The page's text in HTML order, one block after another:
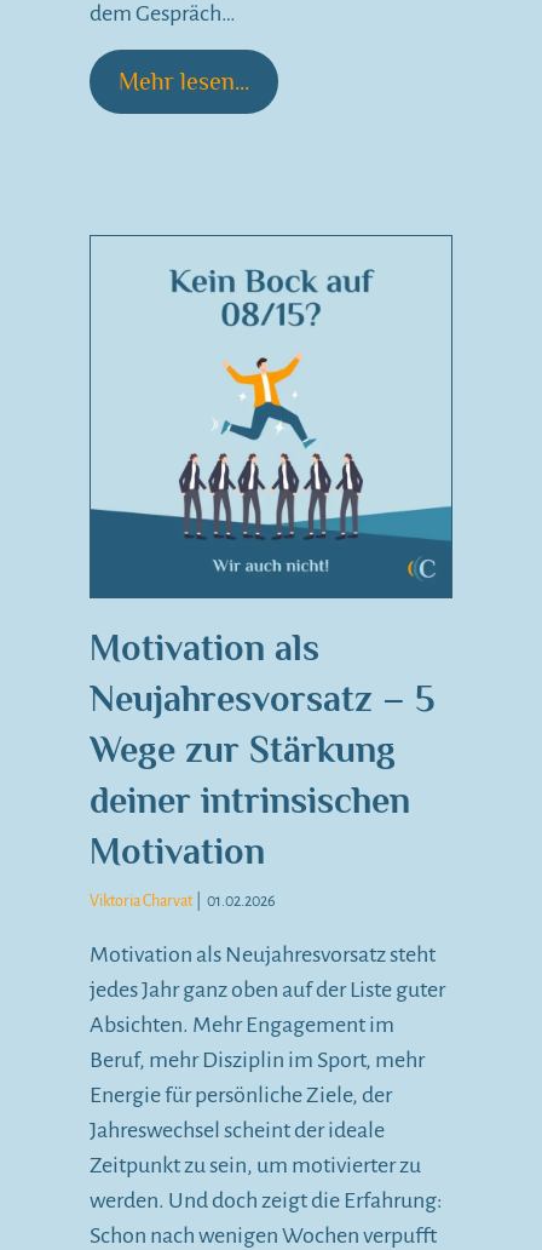
dem Gespräch…
Mehr lesen...
Motivation als
Neujahresvorsatz – 5
Wege zur Stärkung
deiner intrinsischen
Motivation
Viktoria Charvat 01.02.2026
Motivation als Neujahresvorsatz steht
jedes Jahr ganz oben auf der Liste guter
Absichten. Mehr Engagement im
Beruf, mehr Disziplin im Sport, mehr
Energie für persönliche Ziele, der
Jahreswechsel scheint der ideale
Zeitpunkt zu sein, um motivierter zu
werden. Und doch zeigt die Erfahrung:
Schon nach wenigen Wochen verpufft